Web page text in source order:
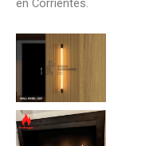
en Corrientes.